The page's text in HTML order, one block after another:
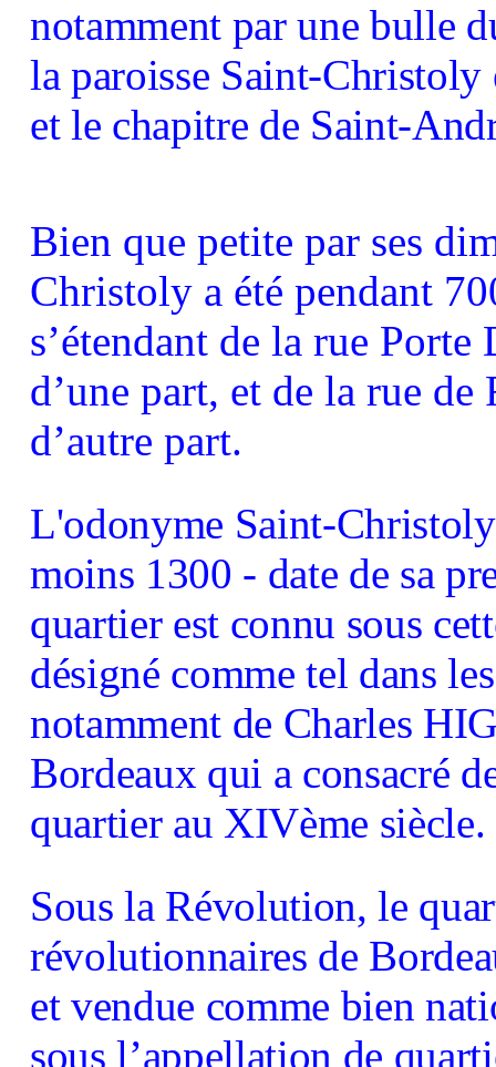
notamment par une bulle
la paroisse Saint-
et le chapitre de Saint-
Bien que petite par ses
Christoly a été pendant
s’étendant de la rue
d’une part, et de la rue
d’autre part.
L'odonyme Saint-
moins 1300 - date de sa
quartier est connu sous
désigné comme tel dans
notamment de Charles
Bordeaux qui a consacré
quartier au XIVème siècle.
Sous la Révolution, le
révolutionnaires de
et vendue comme bien
sous l’appellation de